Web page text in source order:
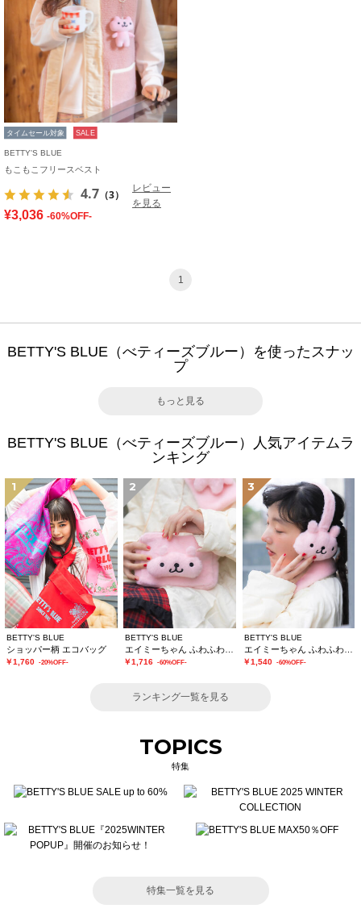
タイムセール対象 SALE
BETTY'S BLUE
もこもこフリースベスト
4.7 （3）
レビュー
を見る
¥3,036 -60%OFF-
1
BETTY'S BLUE（べティーズブルー）を使ったスナッ
プ
もっと見る
BETTY'S BLUE（べティーズブルー）人気アイテムラ
ンキング
1
BETTY'S BLUE
ショッパー柄 エコバッグ
￥1,760 -20%OFF-
2
BETTY'S BLUE
￥1,716 -60%OFF-
3
BETTY'S BLUE
エイミーちゃん ふわふわイヤーマフ
￥1,540 -60%OFF-
ランキング一覧を見る
TOPICS
特集
特集一覧を見る